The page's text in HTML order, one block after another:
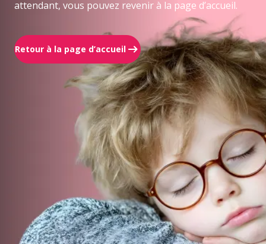
attendant, vous pouvez revenir à la page d’accueil.
Retour à la page d’accueil